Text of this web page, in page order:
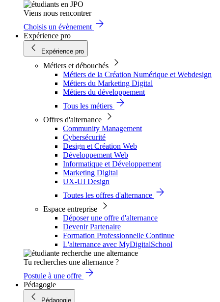
Viens nous rencontrer
Choisis un évènement
Expérience pro
Expérience pro
Métiers et débouchés
Métiers de la Création Numérique et Webdesign
Métiers du Marketing Digital
Métiers du développement
Tous les métiers
Offres d'alternance
Community Management
Cybersécurité
Design et Création Web
Développement Web
Informatique et Développement
Marketing Digital
UX-UI Design
Toutes les offres d'alternance
Espace entreprise
Déposer une offre d'alternance
Devenir Partenaire
Formation Professionnelle Continue
L'alternance avec MyDigitalSchool
Tu recherches une alternance ?
Postule à une offre
Pédagogie
Pédagogie